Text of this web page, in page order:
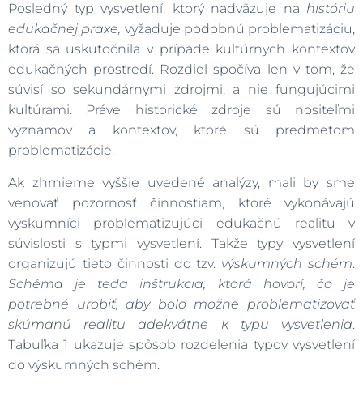
Posledný typ vysvetlení, ktorý nadväzuje na históriu
edukačnej praxe, vyžaduje podobnú problematizáciu,
ktorá sa uskutočnila v prípade kultúrnych kontextov
edukačných prostredí. Rozdiel spočíva len v tom, že
súvisí so sekundárnymi zdrojmi, a nie fungujúcimi
kultúrami. Práve historické zdroje sú nositeľmi
významov a kontextov, ktoré sú predmetom
problematizácie.
Ak zhrnieme vyššie uvedené analýzy, mali by sme
venovať pozornosť činnostiam, ktoré vykonávajú
výskumníci problematizujúci edukačnú realitu v
súvislosti s typmi vysvetlení. Takže typy vysvetlení
organizujú tieto činnosti do tzv. výskumných schém.
Schéma je teda inštrukcia, ktorá hovorí, čo je
potrebné urobiť, aby bolo možné problematizovať
skúmanú realitu adekvátne k typu vysvetlenia.
Tabuľka 1 ukazuje spôsob rozdelenia typov vysvetlení
do výskumných schém.